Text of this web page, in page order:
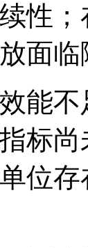
性
面临
能
标
位